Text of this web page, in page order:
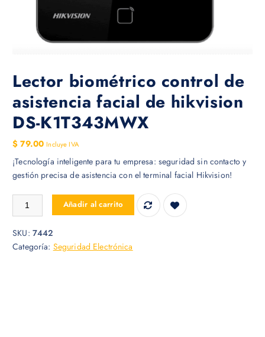
Lector biométrico control de
asistencia facial de hikvision
DS-K1T343MWX
$ 79.00 Incluye IVA
¡Tecnología inteligente para tu empresa: seguridad sin contacto y
gestión precisa de asistencia con el terminal facial Hikvision!
Lector biométrico control de asistencia facial de hikvision DS-
Añadir al carrito
SKU: 7442
Categoría: Seguridad Electrónica